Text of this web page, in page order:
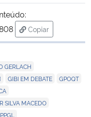
Copiar
para área de
GERLACH
GIBI EM DEBATE GPOQT
SILVA MACEDO
PPGL